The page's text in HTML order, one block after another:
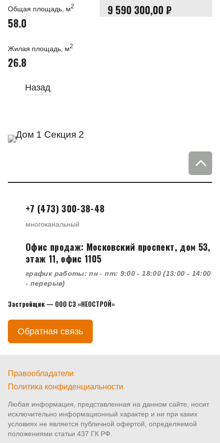
Общая площадь, м2
58.0
Жилая площадь, м2
26.8
Назад
9 590 300,00 ₽
+7 (473) 300-38-48
многоканальный
Офис продаж: Московский проспект, дом 53,
этаж 11, офис 1105
график работы: пн - пт: 9:00 - 18:00 (13:00 - 14:00
- перерыв)
Застройщик — ООО СЗ «НЕОСТРОЙ»
Обратная связь
Правообладатели
Политика конфиденциальности
Любая информация, представленная на данном сайте, носит
исключительно информационный характер и ни при каких
условиях не является публичной офертой, определяемой
положениями статьи 437 ГК РФ.